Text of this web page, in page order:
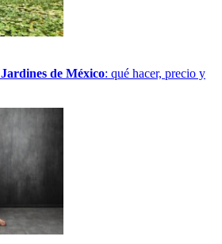
Jardines de México: qué hacer, precio y